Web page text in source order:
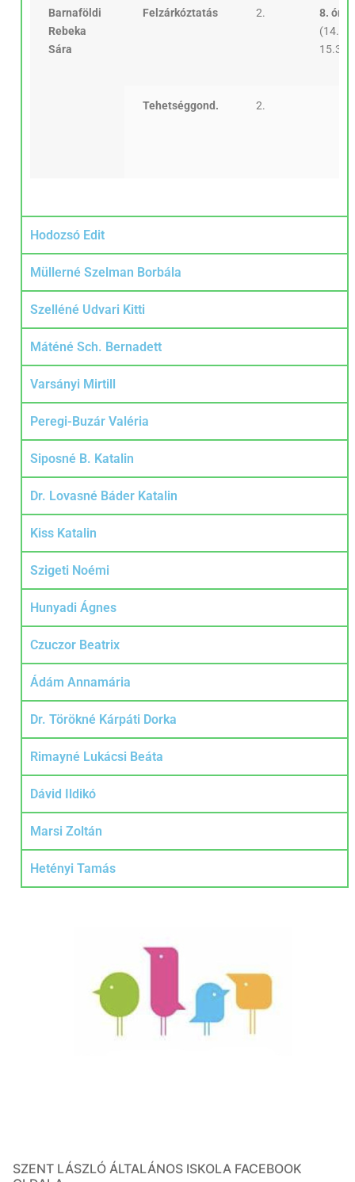
Barnaföldi
Rebeka
Sára
Felzárkóztatás 2.
8. óra
(14.45-
15.30)
Tehetséggond. 2.
Hodozsó Edit
Müllerné Szelman Borbála
Szelléné Udvari Kitti
Máténé Sch. Bernadett
Varsányi Mirtill
Peregi-Buzár Valéria
Siposné B. Katalin
Dr. Lovasné Báder Katalin
Kiss Katalin
Szigeti Noémi
Hunyadi Ágnes
Czuczor Beatrix
Ádám Annamária
Dr. Törökné Kárpáti Dorka
Rimayné Lukácsi Beáta
Dávid Ildikó
Marsi Zoltán
Hetényi Tamás
SZENT LÁSZLÓ ÁLTALÁNOS ISKOLA FACEBOOK